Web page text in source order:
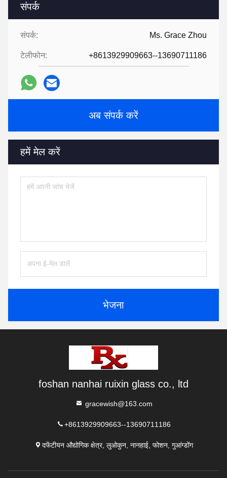
संपर्क
संपर्क: Ms. Grace Zhou
टेलीफोन: +8613929909663--13690711186
अब संपर्क करें
हमें मेल करें
भेजना
foshan nanhai ruixin glass co., ltd
gracewish@163.com
+8613929909663--13690711186
दफेंटीयन औद्योगिक क्षेत्र, लुओकुन, नानहाई, फोशन, गुआंग्डोंग